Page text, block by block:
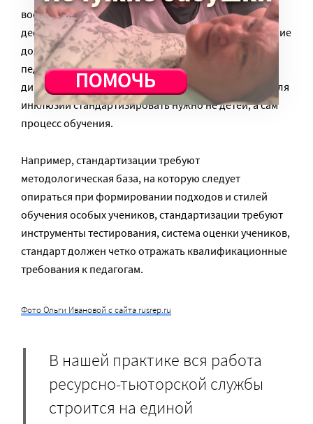
воспитательными подходами компенсируются
дефициты развития, вызванные болезнями. Внимание
должно быть сосредоточено именно на них, и цель
педагогики – формирование навыков для жизни – с
диагнозом, или без. Стандарт, конечно, нужен. Но для
инклюзии стандартизировать нужно не детей, а сам
процесс обучения.
Например, стандартизации требуют
методологическая база, на которую следует
опираться при формировании подходов и стилей
обучения особых учеников, стандартизации требуют
инструменты тестирования, система оценки учеников,
стандарт должен четко отражать квалификационные
требования к педагогам.
Фото Ольги Ивановой с сайта rusrep.ru
В нашей практике вся работа
ресурсно-тьюторской службы
строится на единой